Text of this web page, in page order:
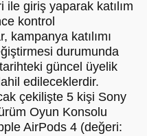
ile giriş yaparak katılım
kontrol
kampanya katılımı
durumunda
güncel üyelik
edileceklerdir.
çekilişte 5 kişi Sony
Oyun Konsolu
AirPods 4 (değeri: